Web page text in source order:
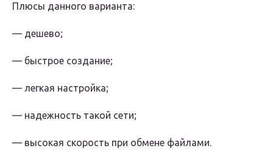
Плюсы данного варианта:
— дешево;
— быстрое создание;
— легкая настройка;
— надежность такой сети;
— высокая скорость при обмене файлами.